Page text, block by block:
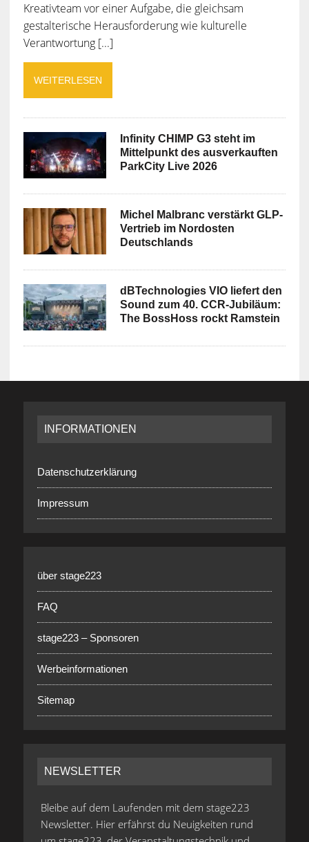
Kreativteam vor einer Aufgabe, die gleichsam
gestalterische Herausforderung wie kulturelle
Verantwortung [...]
WEITERLESEN
Infinity CHIMP G3 steht im
Mittelpunkt des ausverkauften
ParkCity Live 2026
Michel Malbranc verstärkt GLP-
Vertrieb im Nordosten
Deutschlands
dBTechnologies VIO liefert den
Sound zum 40. CCR-Jubiläum:
The BossHoss rockt Ramstein
INFORMATIONEN
Datenschutzerklärung
Impressum
über stage223
FAQ
stage223 – Sponsoren
Werbeinformationen
Sitemap
NEWSLETTER
Bleibe auf dem Laufenden mit dem stage223
Newsletter. Hier erfährst du Neuigkeiten rund